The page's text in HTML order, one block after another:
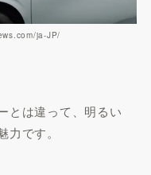
ja-JP/
とは違って、明るい
です。